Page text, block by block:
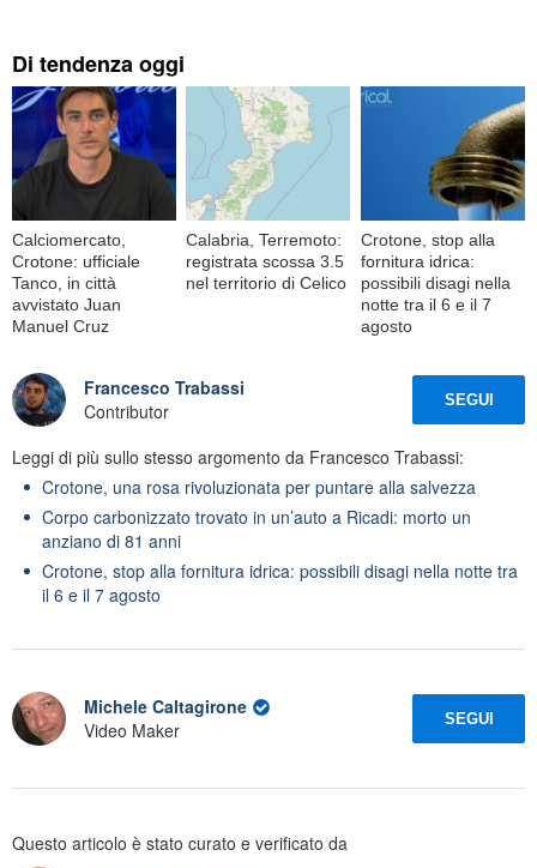
Di tendenza oggi
Calciomercato,
Crotone: ufficiale
Tanco, in città
avvistato Juan
Manuel Cruz
Calabria, Terremoto:
registrata scossa 3.5
nel territorio di Celico
Crotone, stop alla
fornitura idrica:
possibili disagi nella
notte tra il 6 e il 7
agosto
Francesco Trabassi
Contributor
SEGUI
Leggi di più sullo stesso argomento da Francesco Trabassi:
Crotone, una rosa rivoluzionata per puntare alla salvezza
Corpo carbonizzato trovato in un’auto a Ricadi: morto un
anziano di 81 anni
Crotone, stop alla fornitura idrica: possibili disagi nella notte tra
il 6 e il 7 agosto
Michele Caltagirone
Video Maker
SEGUI
Questo articolo è stato curato e verificato da